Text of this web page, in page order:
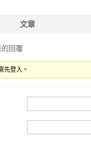
文章
回覆
先登入。